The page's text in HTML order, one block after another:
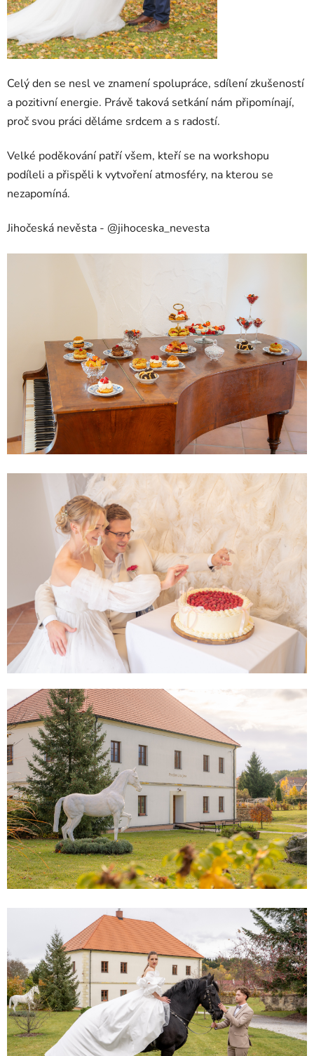
Celý den se nesl ve znamení spolupráce, sdílení zkušeností
a pozitivní energie. Právě taková setkání nám připomínají,
proč svou práci děláme srdcem a s radostí.
Velké poděkování patří všem, kteří se na workshopu
podíleli a přispěli k vytvoření atmosféry, na kterou se
nezapomíná.
Jihočeská nevěsta - @jihoceska_nevesta